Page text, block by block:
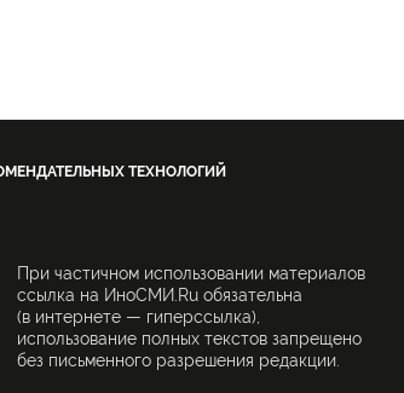
ТЕХНОЛОГИЙ
При частичном использовании материалов
ссылка на ИноСМИ.Ru обязательна
(в интернете — гиперссылка),
использование полных текстов запрещено
без письменного разрешения редакции.